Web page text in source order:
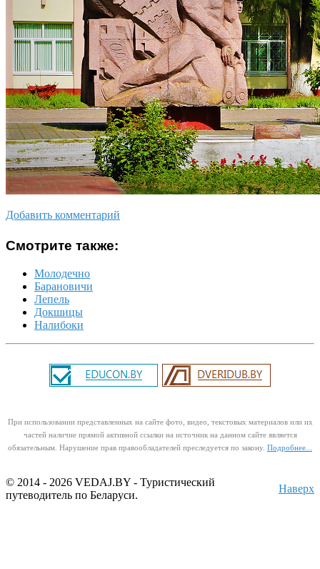
Добавить комментарий
Смотрите также:
Молодечно
Барановичи
Лепель
Докшицы
Налибоки
При использовании представленных на сайте фото, видео, текстовых материалов или их
частей наличие прямой активной ссылки на источник на данном сайте является
обязательным. Нарушение прав правообладателей преследуется по закону. Подробнее...
© 2014 - 2026 VEDAJ.BY - Туристический
путеводитель по Беларуси.
Наверх